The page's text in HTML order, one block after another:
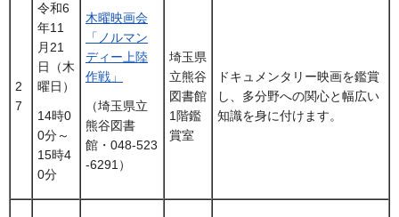
2
7
令和6
年11
月21
日（木
曜日）
14時0
0分～
15時4
0分
木曜映画会
「ノルマン
ディー上陸
作戦」
（埼玉県立
熊谷図書
館・048-523
-6291）
埼玉県
立熊谷
図書館
1階鑑
賞室
ドキュメンタリー映画を鑑賞
し、多分野への関心と幅広い
知識を身に付けます。